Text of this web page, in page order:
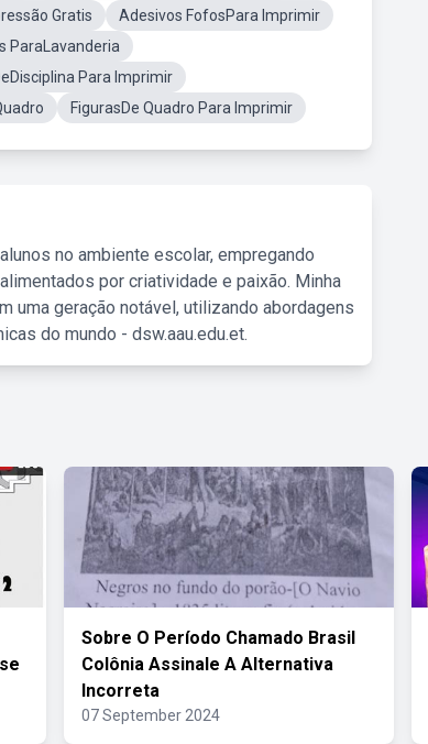
Gratis
Adesivos FofosPara Imprimir
ParaLavanderia
Para Imprimir
FigurasDe Quadro Para Imprimir
no ambiente escolar, empregando
por criatividade e paixão. Minha
uma geração notável, utilizando abordagens
do mundo - dsw.aau.edu.et.
Sobre O Período Chamado Brasil
Colônia Assinale A Alternativa
Incorreta
07 September 2024